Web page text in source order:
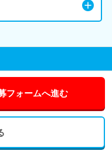
フォームへ進む